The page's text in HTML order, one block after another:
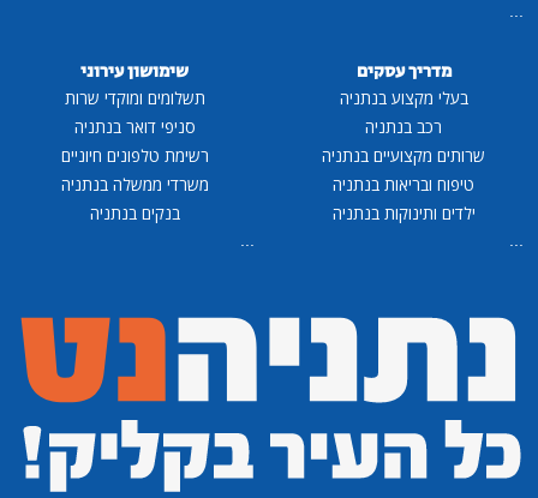
מדריך עסקים
בעלי מקצוע בנתניה
רכב בנתניה
שרותים מקצועיים בנתניה
טיפוח ובריאות בנתניה
ילדים ותינוקות בנתניה
שימושון עירוני
תשלומים ומוקדי שרות
סניפי דואר בנתניה
רשימת טלפונים חיוניים
משרדי ממשלה בנתניה
בנקים בנתניה